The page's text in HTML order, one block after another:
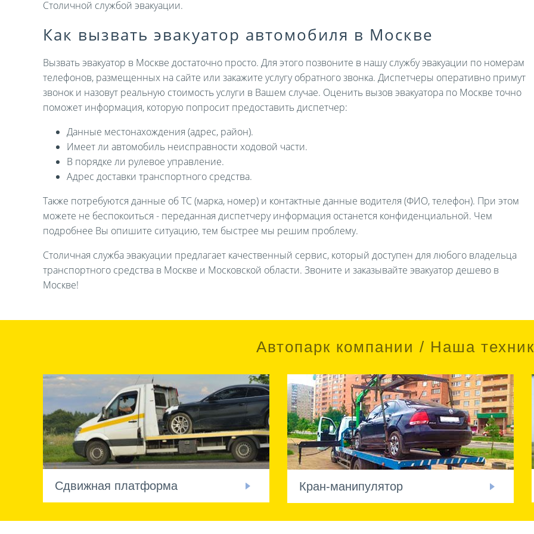
Столичной службой эвакуации.
Как вызвать эвакуатор автомобиля в Москве
Вызвать эвакуатор в Москве достаточно просто. Для этого позвоните в нашу службу эвакуации по номерам
телефонов, размещенных на сайте или закажите услугу обратного звонка. Диспетчеры оперативно примут
звонок и назовут реальную стоимость услуги в Вашем случае. Оценить вызов эвакуатора по Москве точно
поможет информация, которую попросит предоставить диспетчер:
Данные местонахождения (адрес, район).
Имеет ли автомобиль неисправности ходовой части.
В порядке ли рулевое управление.
Адрес доставки транспортного средства.
Также потребуются данные об ТС (марка, номер) и контактные данные водителя (ФИО, телефон). При этом
можете не беспокоиться - переданная диспетчеру информация останется конфиденциальной. Чем
подробнее Вы опишите ситуацию, тем быстрее мы решим проблему.
Столичная служба эвакуации предлагает качественный сервис, который доступен для любого владельца
транспортного средства в Москве и Московской области. Звоните и заказывайте эвакуатор дешево в
Москве!
Автопарк компании / Наша
Сдвижная платформа Кран-манипулятор